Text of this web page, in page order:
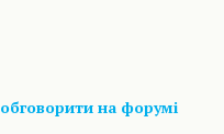
обговорити на форумі